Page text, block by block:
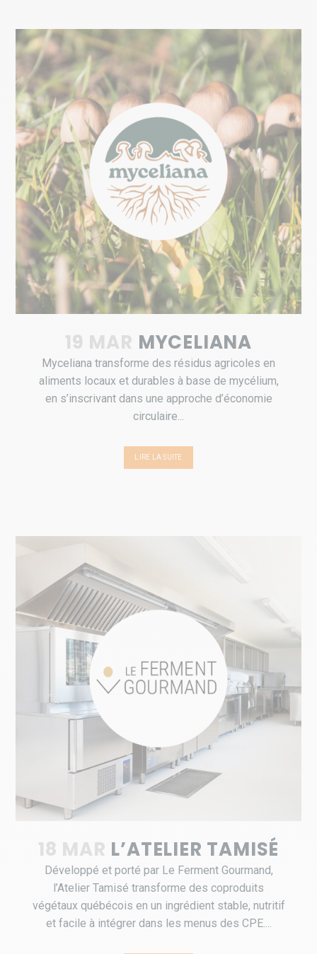
19 MAR MYCELIANA
Myceliana transforme des résidus agricoles en
aliments locaux et durables à base de mycélium,
en s’inscrivant dans une approche d’économie
circulaire...
LIRE LA SUITE
18 MAR L’ATELIER TAMISÉ
Développé et porté par Le Ferment Gourmand,
l’Atelier Tamisé transforme des coproduits
végétaux québécois en un ingrédient stable, nutritif
et facile à intégrer dans les menus des CPE....